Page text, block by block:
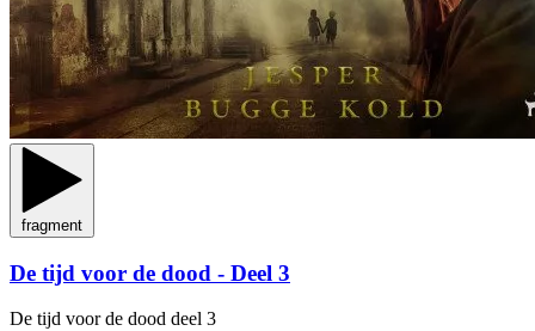
fragment
De tijd voor de dood - Deel 3
De tijd voor de dood deel 3